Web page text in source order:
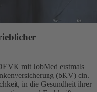
mit JobMed erstmals
(bKV) ein.
in die Gesundheit ihrer